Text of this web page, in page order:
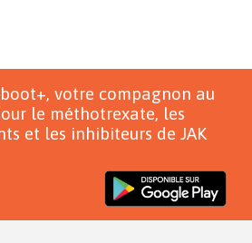
votre compagnon au
le méthotrexate, les
et les inhibiteurs de JAK